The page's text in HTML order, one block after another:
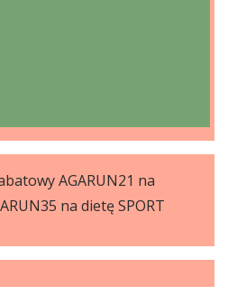
AGARUN21 na
na dietę SPORT